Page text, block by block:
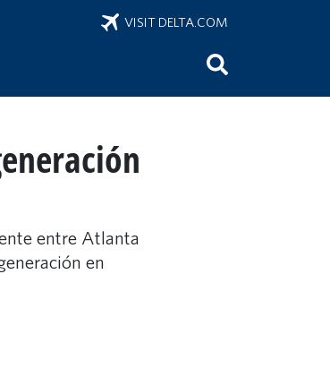
VISIT DELTA.COM
entre Atlanta
en